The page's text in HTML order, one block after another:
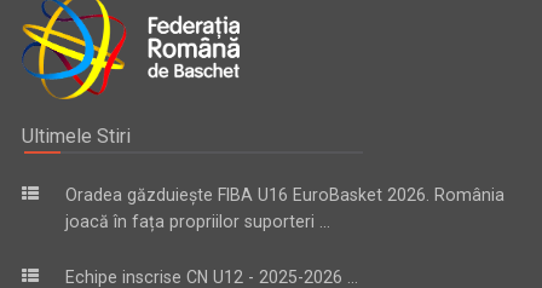
Ultimele Stiri
Oradea găzduiește FIBA U16 EuroBasket 2026. România
joacă în fața propriilor suporteri ...
Echipe inscrise CN U12 - 2025-2026 ...